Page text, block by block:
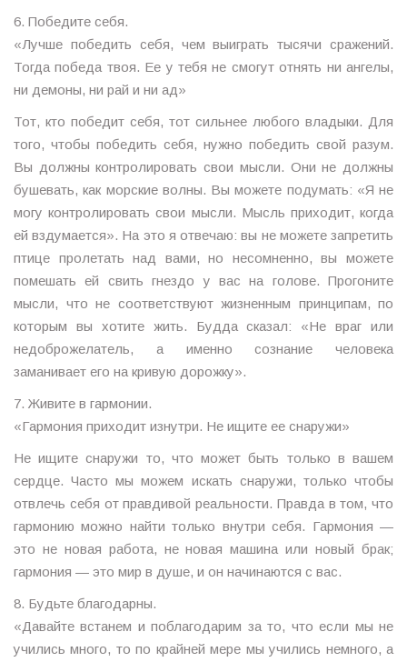
6. Победите себя.
«Лучше победить себя, чем выиграть тысячи сражений.
Тогда победа твоя. Ее у тебя не смогут отнять ни ангелы,
ни демоны, ни рай и ни ад»
Тот, кто победит себя, тот сильнее любого владыки. Для
того, чтобы победить себя, нужно победить свой разум.
Вы должны контролировать свои мысли. Они не должны
бушевать, как морские волны. Вы можете подумать: «Я не
могу контролировать свои мысли. Мысль приходит, когда
ей вздумается». На это я отвечаю: вы не можете запретить
птице пролетать над вами, но несомненно, вы можете
помешать ей свить гнездо у вас на голове. Прогоните
мысли, что не соответствуют жизненным принципам, по
которым вы хотите жить. Будда сказал: «Не враг или
недоброжелатель, а именно сознание человека
заманивает его на кривую дорожку».
7. Живите в гармонии.
«Гармония приходит изнутри. Не ищите ее снаружи»
Не ищите снаружи то, что может быть только в вашем
сердце. Часто мы можем искать снаружи, только чтобы
отвлечь себя от правдивой реальности. Правда в том, что
гармонию можно найти только внутри себя. Гармония —
это не новая работа, не новая машина или новый брак;
гармония — это мир в душе, и он начинаются с вас.
8. Будьте благодарны.
«Давайте встанем и поблагодарим за то, что если мы не
учились много, то по крайней мере мы учились немного, а